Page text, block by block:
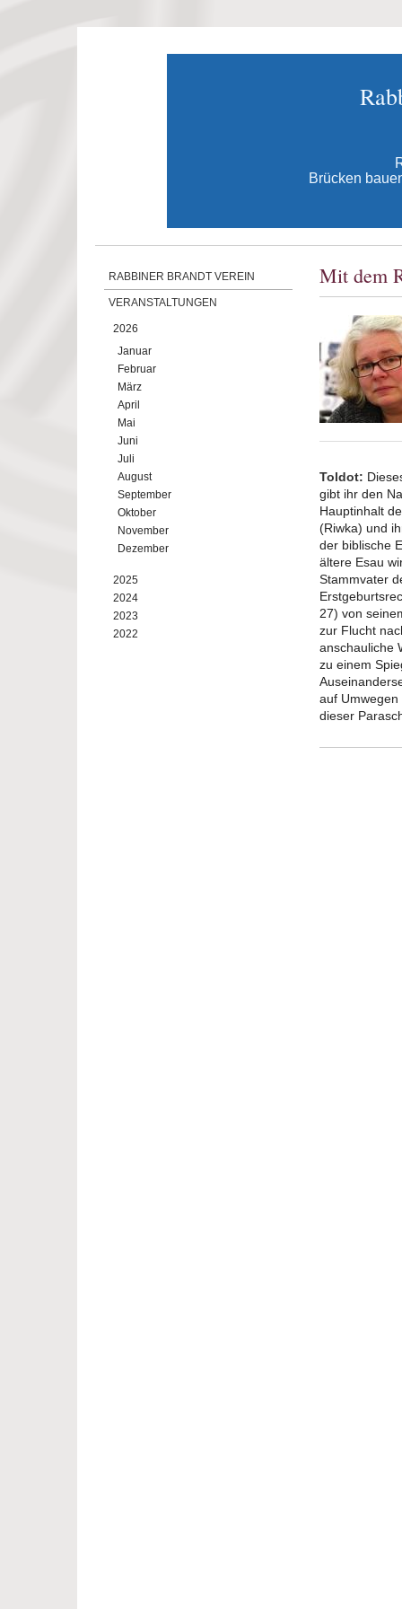
Brücken
RABBINER BRANDT VEREIN
VERANSTALTUNGEN
2026
Januar
Februar
März
April
Mai
Juni
Juli
August
September
Oktober
November
Dezember
2025
2024
2023
2022
Mit dem
Toldot:
gibt ihr den
Hauptinhalt
(Riwka) und
der biblische
ältere Esau
Stammvater
27) von
zur Flucht
anschauliche
zu einem
auf
dieser